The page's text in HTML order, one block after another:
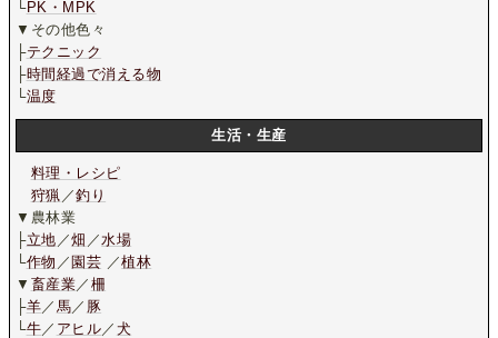
└PK・MPK
▼その他色々
├テクニック
├時間経過で消える物
└温度
生活・生産
料理・レシピ
狩猟 ／釣り
▼農林業
├立地 ／畑 ／水場
└作物 ／園芸 ／植林
▼ 畜産業 ／ 柵
├羊 ／ 馬 ／ 豚
└牛 ／ アヒル ／ 犬